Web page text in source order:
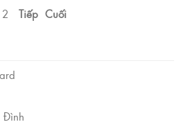
2 Tiếp Cuối
Đình